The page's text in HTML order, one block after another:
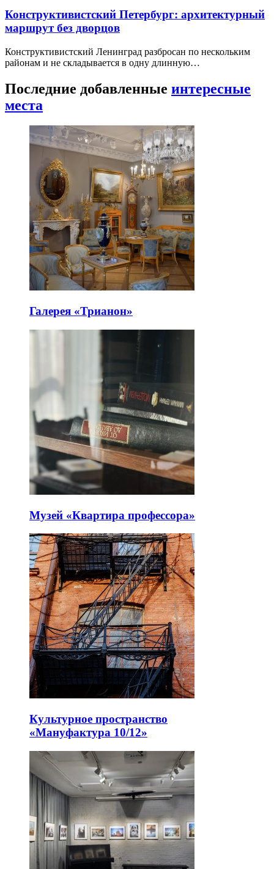
Конструктивистский Петербург: архитектурный
маршрут без дворцов
Конструктивистский Ленинград разбросан по нескольким
районам и не складывается в одну длинную…
Последние добавленные интересные
места
Галерея «Трианон»
Музей «Квартира профессора»
Культурное пространство
«Мануфактура 10/12»